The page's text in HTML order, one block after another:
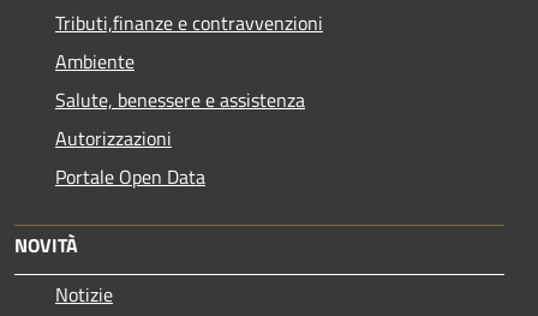
Tributi,finanze e contravvenzioni
Ambiente
Salute, benessere e assistenza
Autorizzazioni
Portale Open Data
NOVITÀ
Notizie